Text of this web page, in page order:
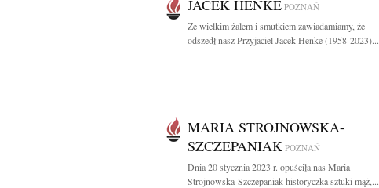
JACEK HENKE POZNAŃ
Ze wielkim żalem i smutkiem zawiadamiamy, że
odszedł nasz Przyjaciel Jacek Henke (1958-2023)...
MARIA STROJNOWSKA-
SZCZEPANIAK POZNAŃ
Dnia 20 stycznia 2023 r. opuściła nas Maria
Strojnowska-Szczepaniak historyczka sztuki mąż,...